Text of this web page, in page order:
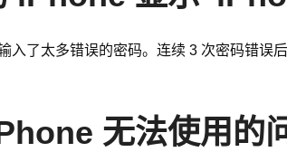
入了太多错误的密码。连续 3 次密码错
无法使用的